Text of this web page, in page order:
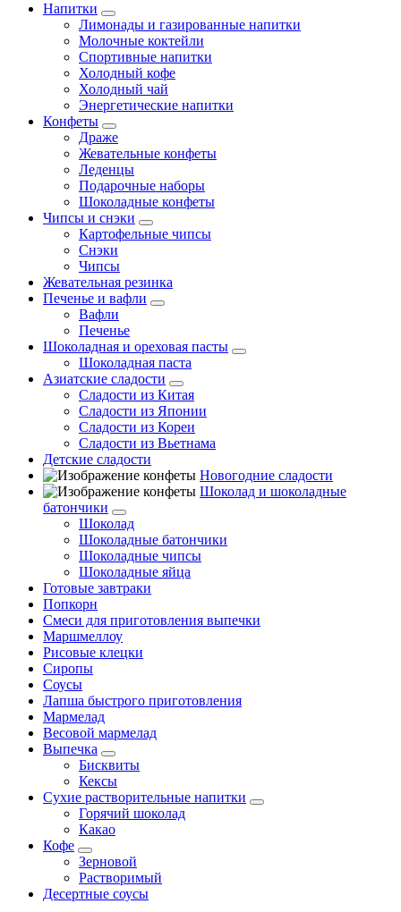
Напитки
Лимонады и газированные напитки
Молочные коктейли
Спортивные напитки
Холодный кофе
Холодный чай
Энергетические напитки
Конфеты
Драже
Жевательные конфеты
Леденцы
Подарочные наборы
Шоколадные конфеты
Чипсы и снэки
Картофельные чипсы
Снэки
Чипсы
Жевательная резинка
Печенье и вафли
Вафли
Печенье
Шоколадная и ореховая пасты
Шоколадная паста
Азиатские сладости
Сладости из Китая
Сладости из Японии
Сладости из Кореи
Сладости из Вьетнама
Детские сладости
Новогодние сладости
Шоколад и шоколадные
батончики
Шоколад
Шоколадные батончики
Шоколадные чипсы
Шоколадные яйца
Готовые завтраки
Попкорн
Смеси для приготовления выпечки
Маршмеллоу
Рисовые клецки
Сиропы
Соусы
Лапша быстрого приготовления
Мармелад
Весовой мармелад
Выпечка
Бисквиты
Кексы
Сухие растворительные напитки
Горячий шоколад
Какао
Кофе
Зерновой
Растворимый
Десертные соусы